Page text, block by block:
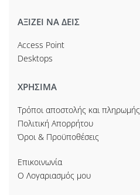
ΑΞΙΖΕΙ ΝΑ ΔΕΙΣ
Access Point
Desktops
ΧΡΗΣΙΜΑ
Τρόποι αποστολής και πληρωμής
Πολιτική Απορρήτου
Όροι & Προϋποθέσεις
Επικοινωνία
Ο Λογαριασμός μου